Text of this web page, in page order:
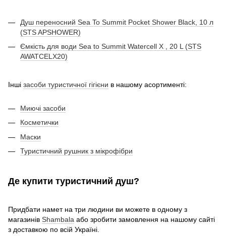
Душ переносний Sea To Summit Pocket Shower Black, 10 л
(STS APSHOWER)
Ємкість для води Sea to Summit Watercell X , 20 L (STS
AWATCELX20)
Інші засоби туристичної гігієни в нашому асортименті:
Миючі засоби
Косметички
Маски
Туристичний рушник з мікрофібри
Де купити туристичний душ?
Придбати намет на три людини ви можете в одному з
магазинів Shambala або зробити замовлення на нашому сайті
з доставкою по всій Україні.